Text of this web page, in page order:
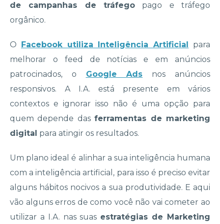
de campanhas de tráfego pago e tráfego
orgânico.
O Facebook utiliza Inteligência Artificial para
melhorar o feed de notícias e em anúncios
patrocinados, o Google Ads nos anúncios
responsivos. A I.A. está presente em vários
contextos e ignorar isso não é uma opção para
quem depende dasferramentas de marketing
digital para atingir os resultados.
Um plano ideal é alinhar a sua inteligência humana
com a inteligência artificial, para isso é preciso evitar
alguns hábitos nocivos a sua produtividade. E aqui
vão alguns erros de como você não vai cometer ao
utilizar a I.A. nas suas estratégias de Marketing